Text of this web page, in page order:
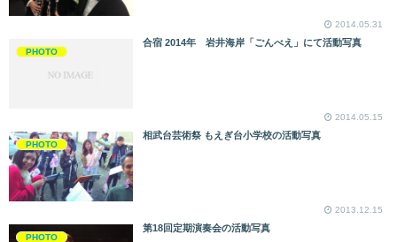
2014.05.31
PHOTO
合宿 2014年 岩井海岸「ごんべえ」にて活動写真
2014.05.15
PHOTO
相武台芸術祭 もえぎ台小学校の活動写真
2013.12.15
PHOTO
第18回定期演奏会の活動写真